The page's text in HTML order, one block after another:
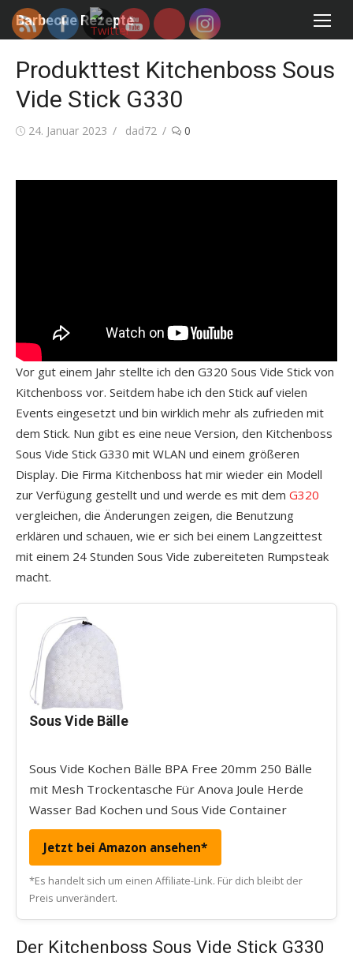
Skip
Barbecue Rezepte
Produkttest Kitchenboss Sous
Vide Stick G330
Posted
24. Januar 2023 Author
dad72 0
Vor gut einem Jahr stellte ich den G320 Sous Vide Stick von
Kitchenboss vor. Seitdem habe ich den Stick auf vielen
Events eingesetzt und bin wirklich mehr als zufrieden mit
dem Stick. Nun gibt es eine neue Version, den Kitchenboss
Sous Vide Stick G330 mit WLAN und einem größeren
Display. Die Firma Kitchenboss hat mir wieder ein Modell
zur Verfügung gestellt und und werde es mit dem G320
vergleichen, die Änderungen zeigen, die Benutzung
erklären und schauen, wie er sich bei einem Langzeittest
mit einem 24 Stunden Sous Vide zubereiteten Rumpsteak
macht.
Sous Vide Bälle
Sous Vide Kochen Bälle BPA Free 20mm 250 Bälle
mit Mesh Trockentasche Für Anova Joule Herde
Wasser Bad Kochen und Sous Vide Container
Jetzt bei Amazon ansehen*
*Es handelt sich um einen Affiliate-Link. Für dich bleibt der
Preis unverändert.
Der Kitchenboss Sous Vide Stick G330